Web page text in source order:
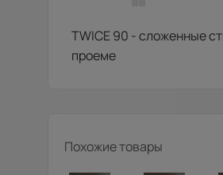
TWICE 90 - сложенные
проеме
Похожие товары